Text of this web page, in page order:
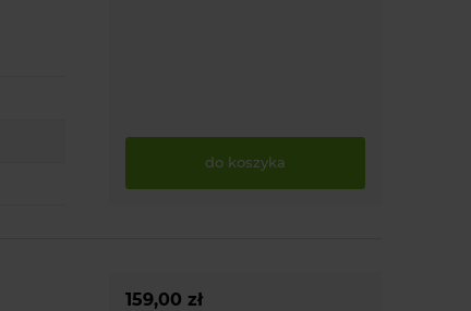
do koszyka
159,00 zł